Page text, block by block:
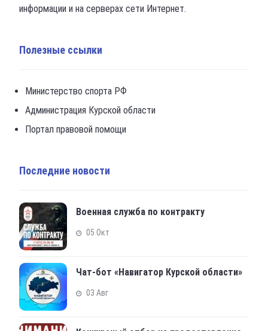
информации и на серверах сети Интернет.
Полезные ссылки
Министерство спорта РФ
Администрация Курской области
Портал правовой помощи
Последние новости
Военная служба по контракту
05 Окт
Чат-бот «Навигатор Курской области»
03 Авг